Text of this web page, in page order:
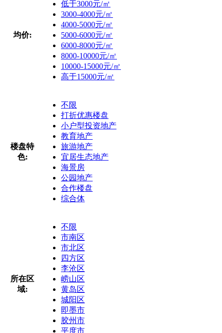
均价:
低于3000元/㎡
3000-4000元/㎡
4000-5000元/㎡
5000-6000元/㎡
6000-8000元/㎡
8000-10000元/㎡
10000-15000元/㎡
高于15000元/㎡
楼盘特
色:
不限
打折优惠楼盘
小户型投资地产
教育地产
旅游地产
宜居生态地产
海景房
公园地产
合作楼盘
综合体
所在区
域:
不限
市南区
市北区
四方区
李沧区
崂山区
黄岛区
城阳区
即墨市
胶州市
平度市